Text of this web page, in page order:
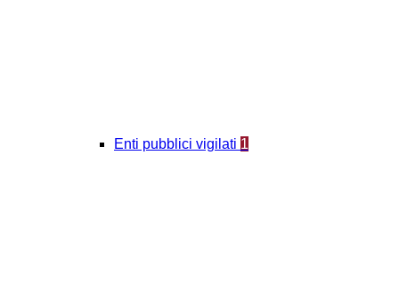
Enti pubblici vigilati 1